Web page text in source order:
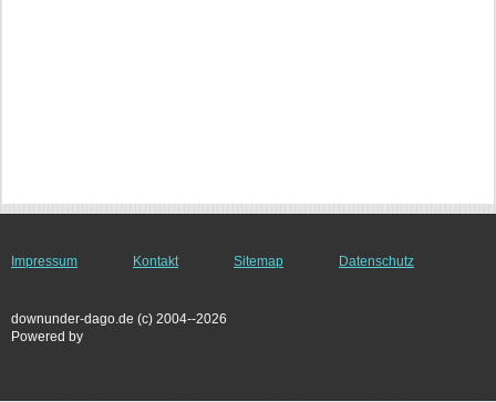
Impressum Kontakt Sitemap Datenschutz
downunder-dago.de (c) 2004--2026
Powered by